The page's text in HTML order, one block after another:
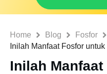
Home Blog
Fosfor
Inilah